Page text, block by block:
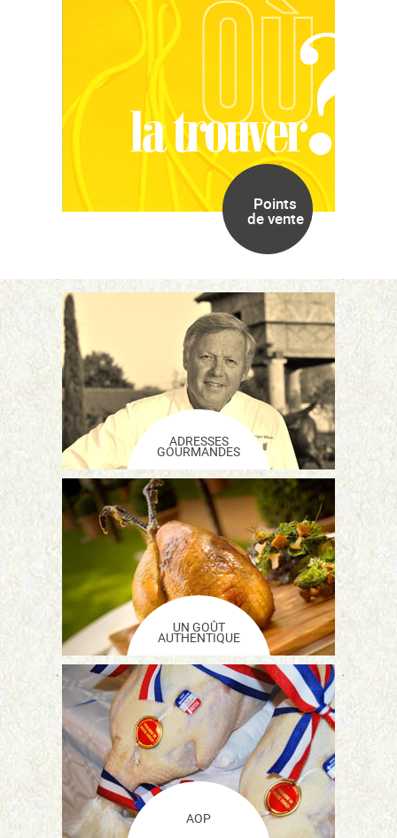
Points
de vente
ADRESSES
GOURMANDES
UN GOÛT
AUTHENTIQUE
AOP